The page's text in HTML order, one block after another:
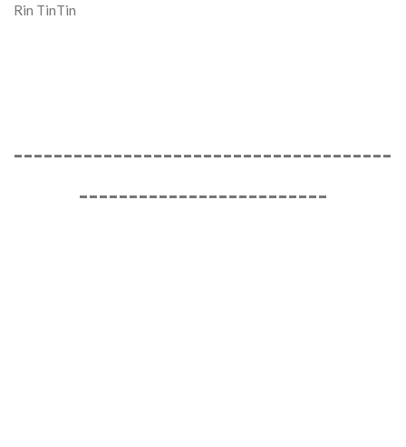
Rin TinTin
--------------------------------------
-------------------------